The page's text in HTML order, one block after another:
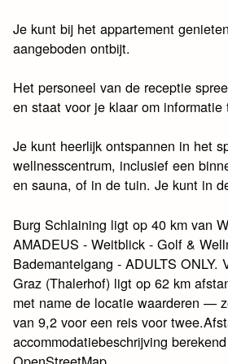
Je kunt bij het appartement
aangeboden ontbijt.
Het personeel van de receptie
en staat voor je klaar om informatie
Je kunt heerlijk ontspannen in het
wellnesscentrum, inclusief een
en sauna, of in de tuin. Je kunt in
Burg Schlaining ligt op 40 km van
AMADEUS - Weitblick - Golf &
Bademantelgang - ADULTS ONLY.
Graz (Thalerhof) ligt op 62 km
met name de locatie waarderen —
van 9,2 voor een reis voor
accommodatiebeschrijving